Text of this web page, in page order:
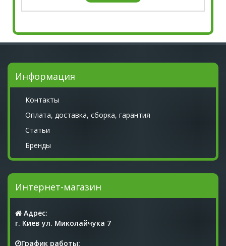
Информация
Контакты
Оплата, доставка, сборка, гарантия
Статьи
Бренды
Интернет-магазин
Адрес:
г. Киев ул. Миколайчука 7
График работы: